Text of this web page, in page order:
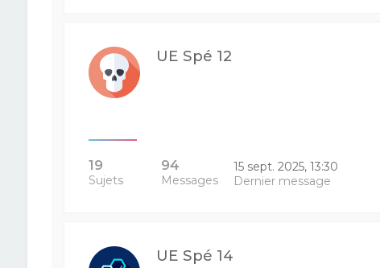
UE Spé 12
19
Sujets
94
Messages
15 sept. 2025, 13:30
Dernier message
UE Spé 14